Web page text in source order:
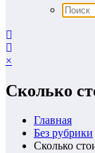
×
Сколько
Главная
Без рубрики
Сколько